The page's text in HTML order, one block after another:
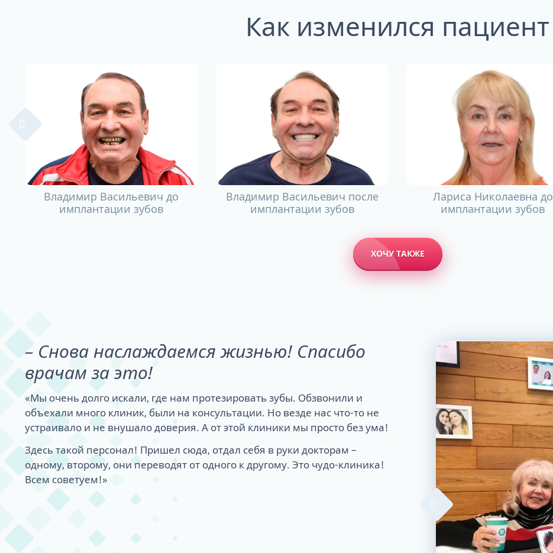
Как изменился пациент
Владимир Васильевич до
имплантации зубов
Владимир Васильевич после
имплантации зубов
Лариса Николаевна до
имплантации зубов
ХОЧУ ТАКЖЕ
– Снова наслаждаемся жизнью! Спасибо
врачам за это!
«Мы очень долго искали, где нам протезировать зубы. Обзвонили и
объехали много клиник, были на консультации. Но везде нас что-то не
устраивало и не внушало доверия. А от этой клиники мы просто без ума!
Здесь такой персонал! Пришел сюда, отдал себя в руки докторам –
одному, второму, они переводят от одного к другому. Это чудо-клиника!
Всем советуем!»